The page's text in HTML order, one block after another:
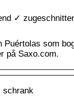
✓
Puértolas som
på Saxo.com.
schrank